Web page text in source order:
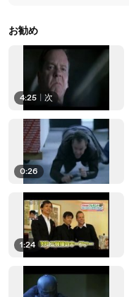
お勧め
4:25 次
0:26
1:24